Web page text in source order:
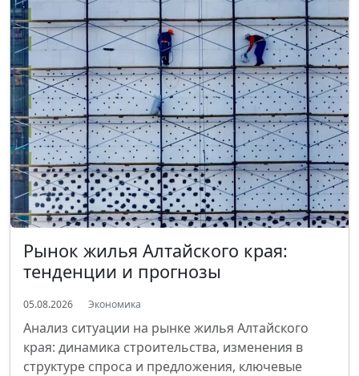
Рынок жилья Алтайского края:
тенденции и прогнозы
05.08.2026 Экономика
Анализ ситуации на рынке жилья Алтайского
края: динамика строительства, изменения в
структуре спроса и предложения, ключевые